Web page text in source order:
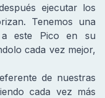
ejecutar los
Tenemos una
a este Pico en su
cada vez mejor,
de nuestras
cada vez más